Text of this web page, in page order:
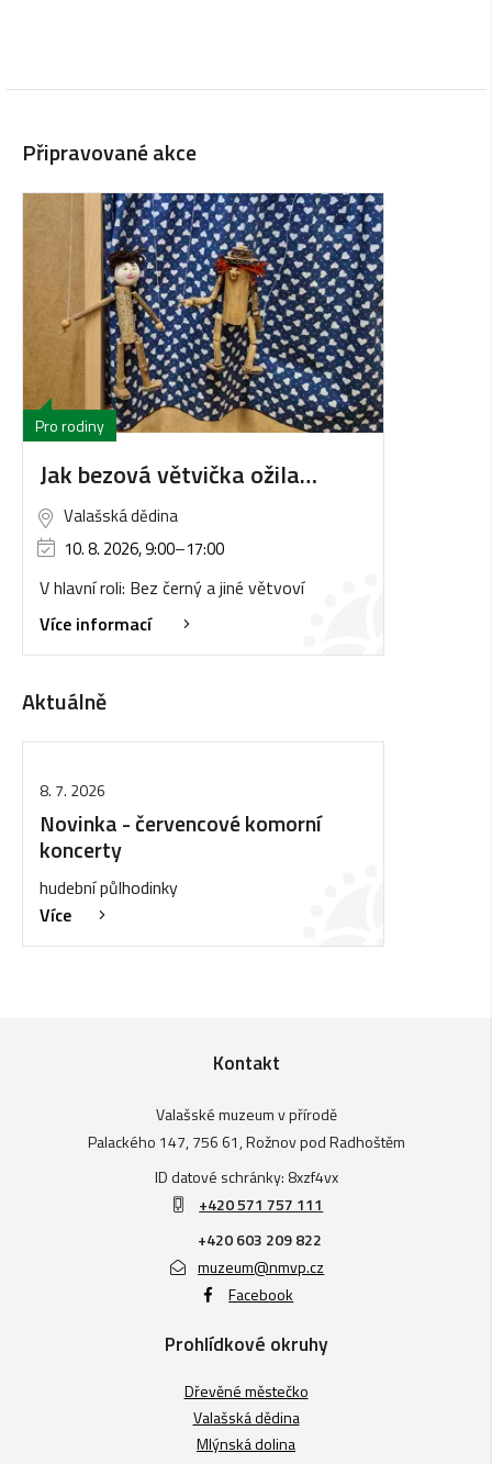
Připravované akce
Pro rodiny
Jak bezová větvička ožila…
Valašská dědina
10. 8. 2026, 9:00–17:00
V hlavní roli: Bez černý a jiné větvoví
Více informací
Aktuálně
8. 7. 2026
Novinka - červencové komorní
koncerty
hudební půlhodinky
Více
Kontakt
Valašské muzeum v přírodě
Palackého 147, 756 61, Rožnov pod Radhoštěm
ID datové schránky: 8xzf4vx
+420 571 757 111
+420 603 209 822
muzeum@nmvp.cz
Facebook
Prohlídkové okruhy
Dřevěné městečko
Valašská dědina
Mlýnská dolina